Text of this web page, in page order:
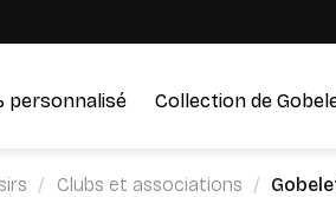
personnalisé Collection de
Clubs et associations